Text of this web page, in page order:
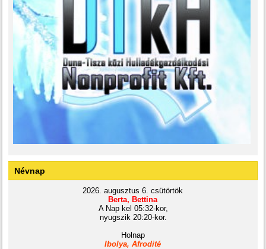
Névnap
2026. augusztus 6. csütörtök
Berta, Bettina
A Nap kel 05:32-kor,
nyugszik 20:20-kor.
Holnap
Ibolya, Afrodité